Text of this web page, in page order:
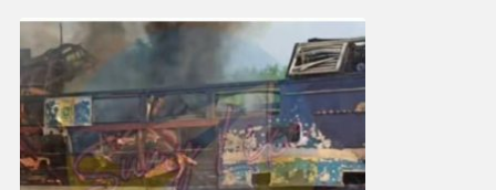
12:59 вчора